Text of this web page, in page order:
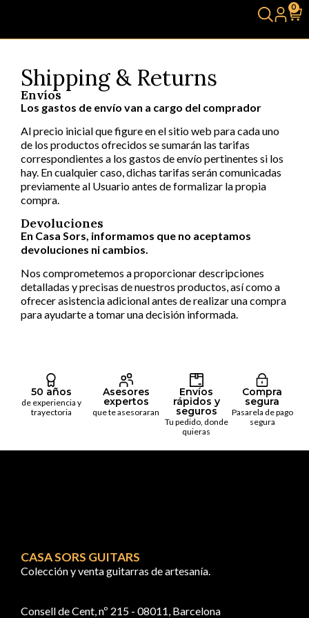
0
Shipping & Returns
Envíos
Los gastos de envío van a cargo del comprador
Al precio inicial que figure en el sitio web para cada uno
de los productos ofrecidos se sumarán las tarifas
correspondientes a los gastos de envío pertinentes si los
hay. En cualquier caso, dichas tarifas serán comunicadas
previamente al Usuario antes de formalizar la propia
compra.
Devoluciones
En Casa Sors, informamos que no aceptamos
devoluciones ni cambios.
Nos comprometemos a proporcionar descripciones
detalladas y precisas de nuestros productos, así como a
ofrecer asistencia adicional antes de realizar una compra
para ayudarte a tomar una decisión informada.
50 años
de experiencia y
trayectoria
Asesores
expertos
que te asesoraran
Envíos
rápidos y
seguros
Tu pedido, donde
quieras
Compra
segura
Pasarela de pago
segura
CASA SORS GUITARS
Colección y venta guitarras de artesanía.
Consell de Cent, nº 215 - 08011, Barcelona